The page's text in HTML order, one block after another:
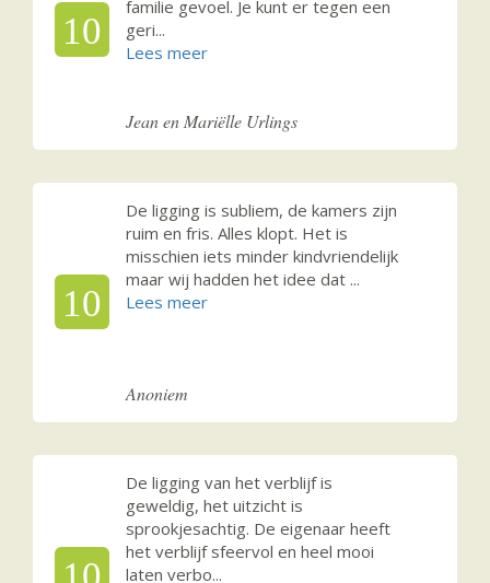
10
familie gevoel. Je kunt er tegen een
geri...
Jean en Mariëlle Urlings
10
De ligging is subliem, de kamers zijn
ruim en fris. Alles klopt. Het is
misschien iets minder kindvriendelijk
maar wij hadden het idee dat ...
Anoniem
De ligging van het verblijf is
geweldig, het uitzicht is
sprookjesachtig. De eigenaar heeft
het verblijf sfeervol en heel mooi
laten verbo...